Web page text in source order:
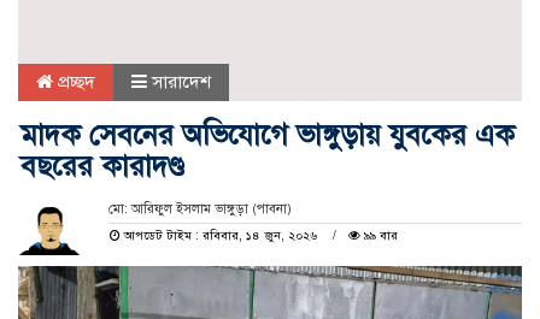
প্রচ্ছদ সারাদেশ
মাদক সেবনের অভিযোগে ভাঙ্গুড়ায় যুবকের এক
বছরের কারাদণ্ড
মো: আরিফুল ইসলাম ভাঙ্গুড়া (পাবনা)
আপডেট টাইম : রবিবার, ১৪ জুন, ২০২৬
৯৯ বার